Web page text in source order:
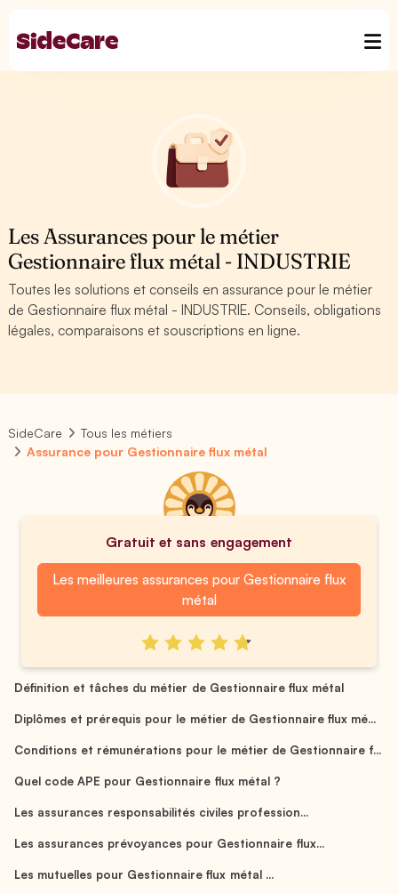
Les Assurances pour le métier
Gestionnaire flux métal - INDUSTRIE
Toutes les solutions et conseils en assurance pour le métier
de Gestionnaire flux métal - INDUSTRIE. Conseils, obligations
légales, comparaisons et souscriptions en ligne.
SideCare
Tous les métiers
Assurance pour Gestionnaire flux métal
Gratuit et sans engagement
Les meilleures assurances pour Gestionnaire flux
métal
Définition et tâches du métier de Gestionnaire flux métal
Diplômes et prérequis pour le métier de Gestionnaire flux mé...
Conditions et rémunérations pour le métier de Gestionnaire f...
Quel code APE pour Gestionnaire flux métal ?
Les assurances responsabilités civiles profession...
Les assurances prévoyances pour Gestionnaire flux...
Les mutuelles pour Gestionnaire flux métal ...